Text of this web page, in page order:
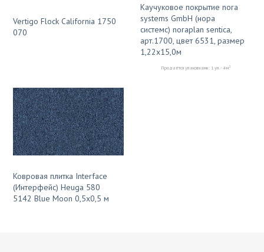
Vertigo Flock California 1750
070
Каучуковое покрытие nora
systems GmbH (нора
системс) noraplan sentica,
арт.1700, цвет 6531, размер
1,22х15,0м
Продаётся упаковками: 1 уп. - 4 м2
Ковровая плитка Interface
(Интерфейс) Heuga 580
5142 Blue Moon 0,5x0,5 м